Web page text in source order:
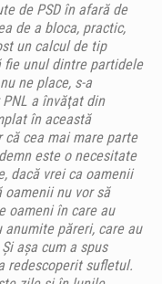
de PSD în afară de
de a bloca, practic,
un calcul de tip
fie unul dintre partidele
ne place, s-a
a învăţat din
în această
cea mai mare parte
este o necesitate
dacă vrei ca oamenii
nu vor să
oameni în care au
anumite păreri, care au
aşa cum a spus
redescoperit sufletul.